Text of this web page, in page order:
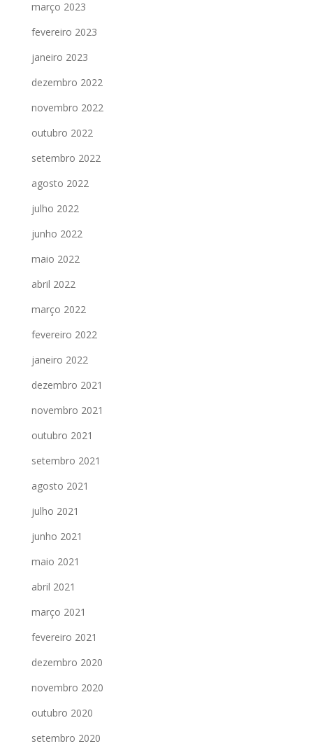
março 2023
fevereiro 2023
janeiro 2023
dezembro 2022
novembro 2022
outubro 2022
setembro 2022
agosto 2022
julho 2022
junho 2022
maio 2022
abril 2022
março 2022
fevereiro 2022
janeiro 2022
dezembro 2021
novembro 2021
outubro 2021
setembro 2021
agosto 2021
julho 2021
junho 2021
maio 2021
abril 2021
março 2021
fevereiro 2021
dezembro 2020
novembro 2020
outubro 2020
setembro 2020